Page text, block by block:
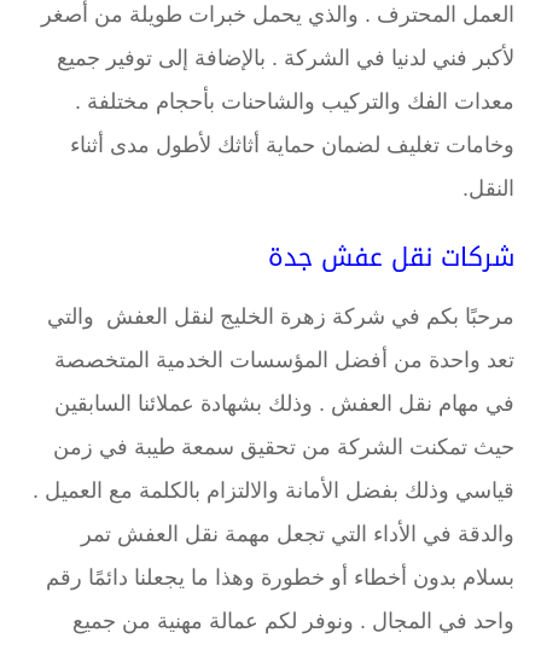
العمل المحترف . والذي يحمل خبرات طويلة من أصغر
لأكبر فني لدنيا في الشركة . بالإضافة إلى توفير جميع
معدات الفك والتركيب والشاحنات بأحجام مختلفة .
وخامات تغليف لضمان حماية أثاثك لأطول مدى أثناء
النقل.
شركات نقل عفش جدة
مرحبًا بكم في شركة زهرة الخليج لنقل العفش والتي
تعد واحدة من أفضل المؤسسات الخدمية المتخصصة
في مهام نقل العفش . وذلك بشهادة عملائنا السابقين
حيث تمكنت الشركة من تحقيق سمعة طيبة في زمن
قياسي وذلك بفضل الأمانة والالتزام بالكلمة مع العميل .
والدقة في الأداء التي تجعل مهمة نقل العفش تمر
بسلام بدون أخطاء أو خطورة وهذا ما يجعلنا دائمًا رقم
واحد في المجال . ونوفر لكم عمالة مهنية من جميع